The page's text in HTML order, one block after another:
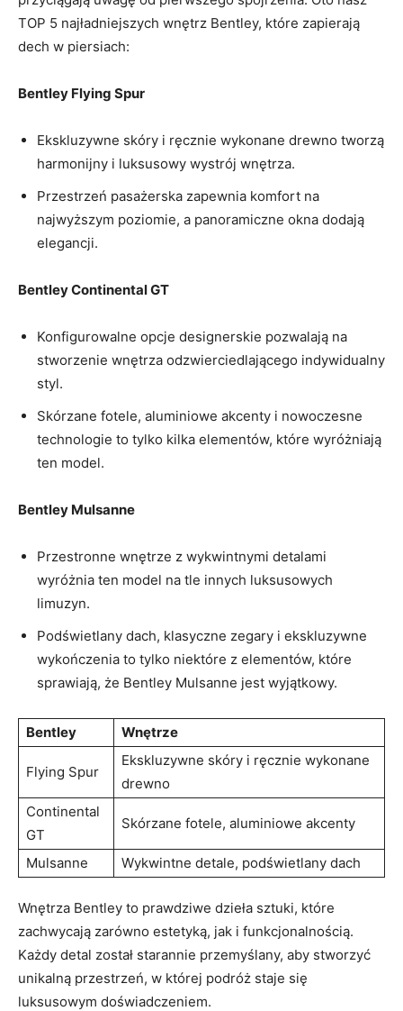
‌TOP⁤ 5 najładniejszych wnętrz Bentley, które zapierają
⁣dech w piersiach:
Bentley Flying Spur
Ekskluzywne skóry i ręcznie wykonane drewno tworzą
harmonijny i luksusowy⁢ wystrój wnętrza.
Przestrzeń pasażerska zapewnia komfort na
najwyższym poziomie, a panoramiczne‌ okna dodają
elegancji.
Bentley Continental GT
Konfigurowalne opcje designerskie pozwalają na
stworzenie wnętrza‌ odzwierciedlającego indywidualny
‍styl.
Skórzane fotele, aluminiowe akcenty i ⁤nowoczesne
technologie to ​tylko kilka​ elementów,⁢ które ⁢wyróżniają
ten ⁣model.
Bentley Mulsanne
Przestronne wnętrze z wykwintnymi detalami
wyróżnia​ ten model na tle innych ​luksusowych
limuzyn.
Podświetlany dach, ⁣klasyczne zegary i ekskluzywne
wykończenia ⁤to‍ tylko niektóre z elementów, które⁤
sprawiają,⁢ że ‌Bentley​ Mulsanne jest wyjątkowy.
Bentley Wnętrze
Flying Spur
Ekskluzywne skóry i ręcznie ⁤wykonane
drewno
Continental​
GT
Skórzane‍ fotele, aluminiowe akcenty
Mulsanne Wykwintne detale, podświetlany dach
Wnętrza Bentley to‌ prawdziwe dzieła sztuki, które
zachwycają zarówno estetyką, jak i funkcjonalnością.
Każdy detal został starannie ⁤przemyślany, ‌aby stworzyć
unikalną ⁣przestrzeń, w ​której podróż ​staje ⁢się
luksusowym doświadczeniem.